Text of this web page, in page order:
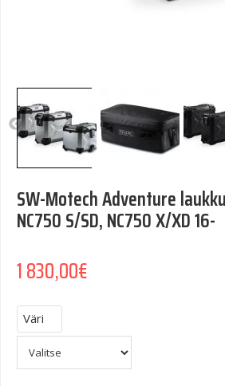
SW-Motech Adventure
NC750 S/SD, NC750 X/XD 16-
1 830,00€
Väri